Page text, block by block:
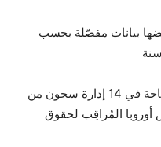
تُصدر بعضها بيانات مفصّلة بحسب
ويفوق عدد السجناء عدد الأماكن المتاحة في 14 إدارة سجون من
أوروبا المُراقِب لحقوق